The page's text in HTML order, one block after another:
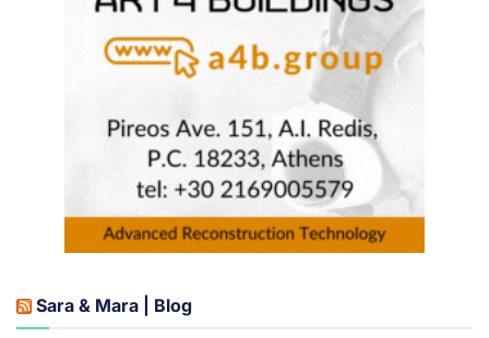
Sara & Mara | Blog